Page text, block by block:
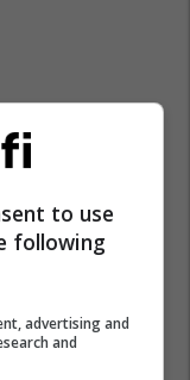
to use
following
advertising and
and